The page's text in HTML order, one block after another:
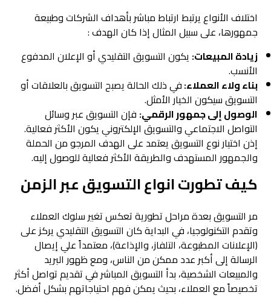
اختلاف الأنواع يرتبط ارتباط مباشر بأهداف الشركات وطبيعة
جمهورها، على سبيل المثال إذا كان الهدف :
زيادة المبيعات: يكون التسويق التقليدي أو الإعلان المدفوع
الأنسب.
بناء ولاء العملاء:في ذلك الحالة يصبح التسويق بالعلاقات أو
التسويق سيكون الخيار الأمثل.
الوصول إلى جمهور الرقمي: فإن التسويق عبر وسائل
التواصل الاجتماعي والتسويق الإلكتروني يكون الأكثر فعالية.
إذن اختيار نوع التسويق يعتمد على الهدف المرجو من الحملة
والجمهور المستهدف والطريقة الأكثر فعالية للوصول إليه.
كيف تطورت انواع التسويق عبر الزمن
مر التسويق بعدة مراحل تطورية تعكس تغير سلوك العملاء
وتقدم التكنولوجيا، في البداية كان التسويق التقليدي يركز على
(الإعلانات المطبوعة، التلفاز، والإذاعة)، معتمداً علي إيصال
الرسالة إلى أكبر عدد ممكن من الناس، ومع ظهور البريد
والمبيعات الشخصية، بدأ التسويق المباشر في تقديم تواصل أكثر
تخصيصاً مع العملاء، بحيث يمكن فهم احتياجاتهم بشكل أفضل.